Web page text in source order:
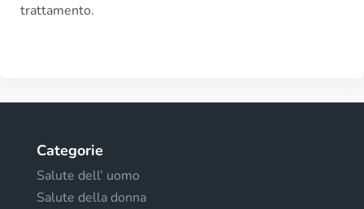
trattamento.
Categorie
Salute dell’ uomo
Salute della donna